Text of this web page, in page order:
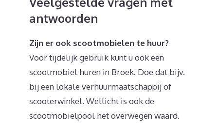
antwoorden
Zijn er ook scootmobielen te huur?
Voor tijdelijk gebruik kunt u ook een
scootmobiel huren in Broek. Doe dat bijv.
bij een lokale verhuurmaatschappij of
scooterwinkel. Wellicht is ook de
scootmobielpool het overwegen waard.